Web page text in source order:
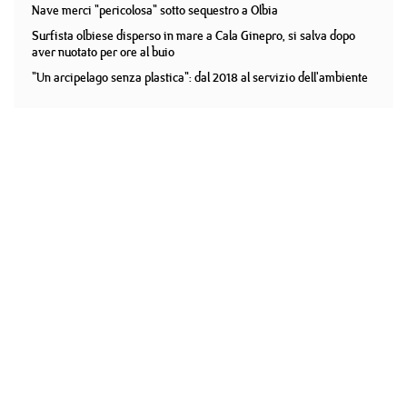
Nave merci "pericolosa" sotto sequestro a Olbia
Surfista olbiese disperso in mare a Cala Ginepro, si salva dopo
aver nuotato per ore al buio
"Un arcipelago senza plastica": dal 2018 al servizio dell'ambiente